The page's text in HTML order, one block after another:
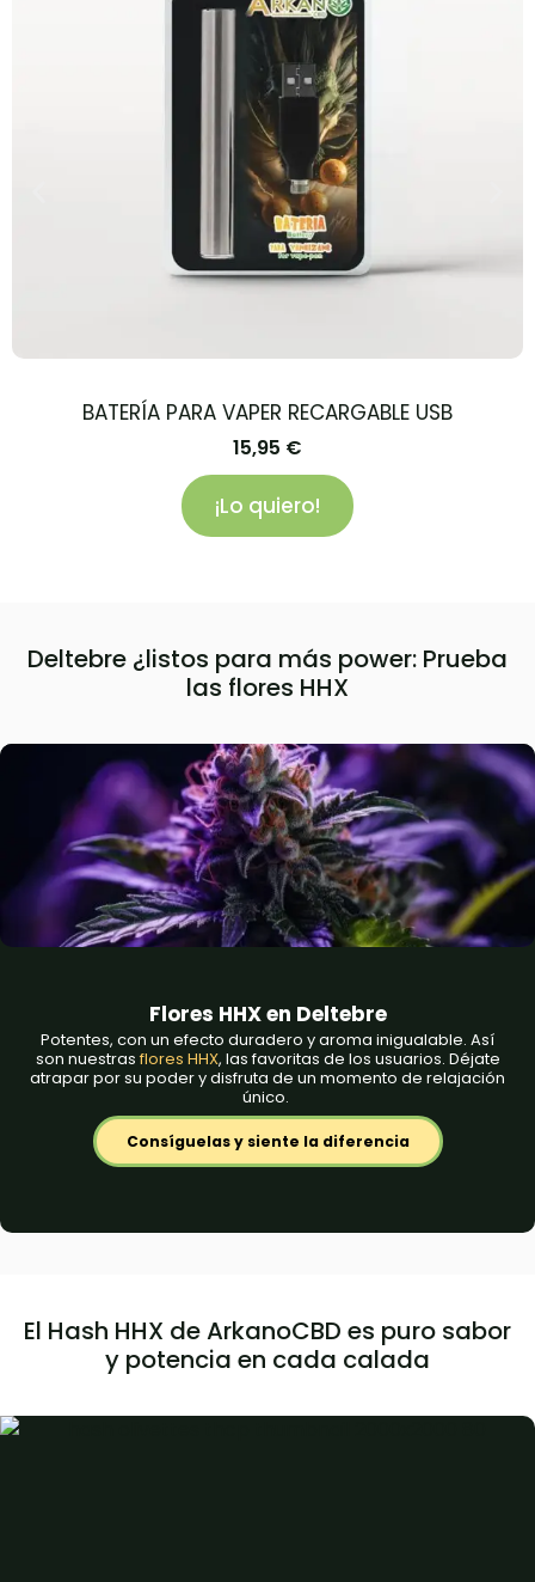
BATERÍA PARA VAPER RECARGABLE USB
15,95 €
¡Lo quiero!
Deltebre ¿listos para más power: Prueba
las flores HHX
Flores HHX en Deltebre
Potentes, con un efecto duradero y aroma inigualable. Así
son nuestrasflores HHX, las favoritas de los usuarios. Déjate
atrapar por su poder y disfruta de un momento de relajación
único.
Consíguelas y siente la diferencia
El Hash HHX de ArkanoCBD es puro sabor
y potencia en cada calada